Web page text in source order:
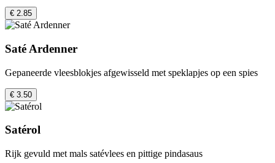
€ 2.85
Saté Ardenner
Gepaneerde vleesblokjes afgewisseld met speklapjes op een spies
€ 3.50
Satérol
Rijk gevuld met mals satévlees en pittige pindasaus